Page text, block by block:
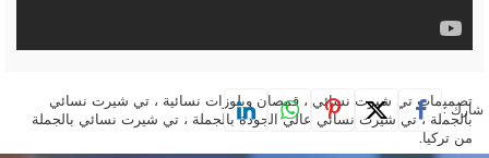
تصميمات تي شيرت نسائي ، قمصان وبلوزات نسائية ، تي شيرت نسائي
بالجملة ، تي شيرت نسائي عالي الجودة بالجملة ، تي شيرت نسائي بالجملة
من تركيا.
شارك :